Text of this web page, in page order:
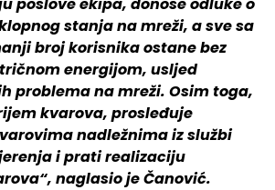
stanja na mreži, a sve sa
broj korisnika ostane bez
energijom, usljed
problema na mreži. Osim toga,
kvarova, prosleđuje
nadležnima iz službi
i prati realizaciju
naglasio je Čanović.